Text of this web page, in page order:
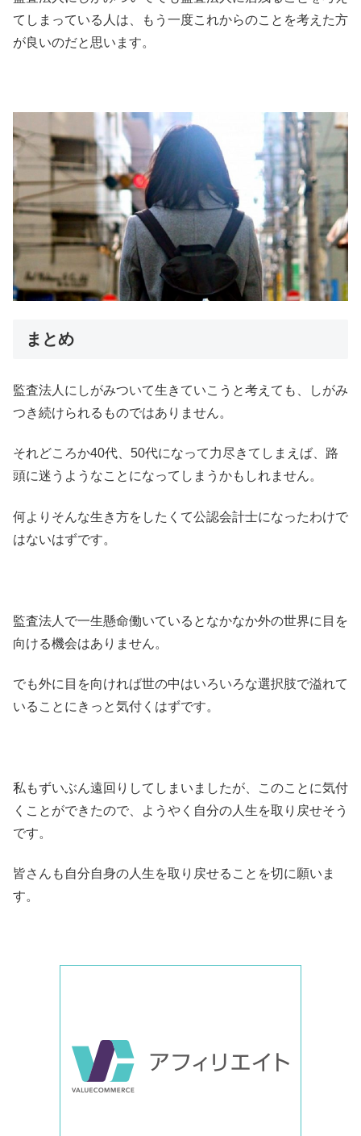
てしまっている人は、もう一度これからのことを考えた方
が良いのだと思います。
まとめ
監査法人にしがみついて生きていこうと考えても、しがみ
つき続けられるものではありません。
それどころか40代、50代になって力尽きてしまえば、路
頭に迷うようなことになってしまうかもしれません。
何よりそんな生き方をしたくて公認会計士になったわけで
はないはずです。
監査法人で一生懸命働いているとなかなか外の世界に目を
向ける機会はありません。
でも外に目を向ければ世の中はいろいろな選択肢で溢れて
いることにきっと気付くはずです。
私もずいぶん遠回りしてしまいましたが、このことに気付
くことができたので、ようやく自分の人生を取り戻せそう
です。
皆さんも自分自身の人生を取り戻せることを切に願いま
す。